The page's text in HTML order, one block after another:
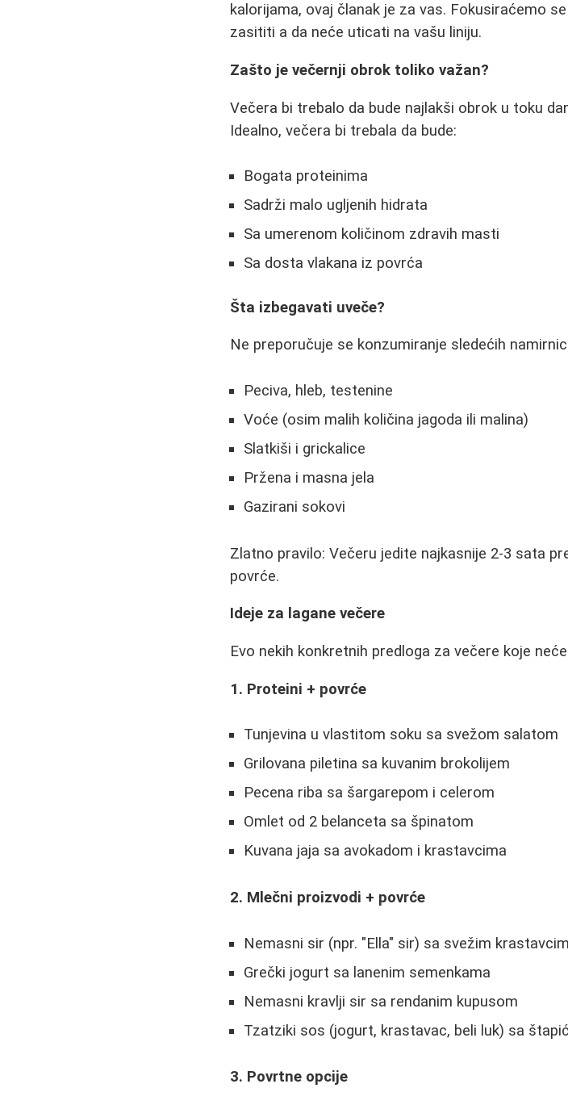
kalorijama, ovaj članak je za vas. Fokusiraćemo
zasititi a da neće uticati na vašu liniju.
Zašto je večernji obrok toliko važan?
Večera bi trebalo da bude najlakši obrok u toku
Idealno, večera bi trebala da bude:
Bogata proteinima
Sadrži malo ugljenih hidrata
Sa umerenom količinom zdravih masti
Sa dosta vlakana iz povrća
Šta izbegavati uveče?
Ne preporučuje se konzumiranje sledećih
Peciva, hleb, testenine
Voće (osim malih količina jagoda ili malina)
Slatkiši i grickalice
Pržena i masna jela
Gazirani sokovi
Zlatno pravilo: Večeru jedite najkasnije 2-3 sata
povrće.
Ideje za lagane večere
Evo nekih konkretnih predloga za večere koje
1. Proteini + povrće
Tunjevina u vlastitom soku sa svežom salatom
Grilovana piletina sa kuvanim brokolijem
Pecena riba sa šargarepom i celerom
Omlet od 2 belanceta sa špinatom
Kuvana jaja sa avokadom i krastavcima
2. Mlečni proizvodi + povrće
Nemasni sir (npr. "Ella" sir) sa svežim
Grečki jogurt sa lanenim semenkama
Nemasni kravlji sir sa rendanim kupusom
Tzatziki sos (jogurt, krastavac, beli luk) sa
3. Povrtne opcije